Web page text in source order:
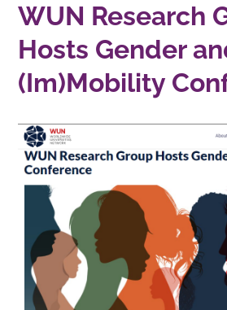
WUN Research
Hosts Gender
(Im)Mobility